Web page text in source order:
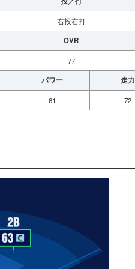
右投右打
OVR
77
パワー 走力
61 72